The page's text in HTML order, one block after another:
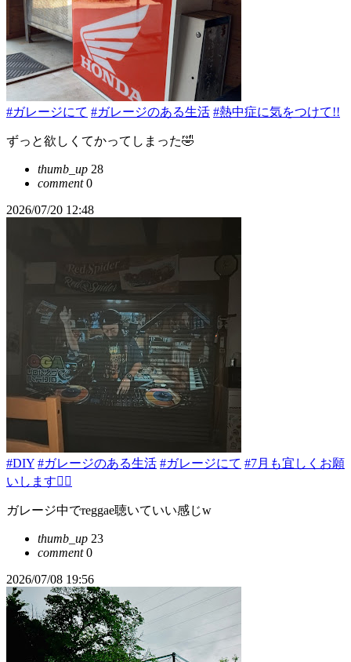
#ガレージにて #ガレージのある生活 #熱中症に気をつけて!!
ずっと欲しくてかってしまった🤣
thumb_up 28
comment0
2026/07/20 12:48
#DIY #ガレージのある生活 #ガレージにて #7月も宜しくお願
いします🙇‍♂️
ガレージ中でreggae聴いていい感じw
thumb_up 23
comment0
2026/07/08 19:56